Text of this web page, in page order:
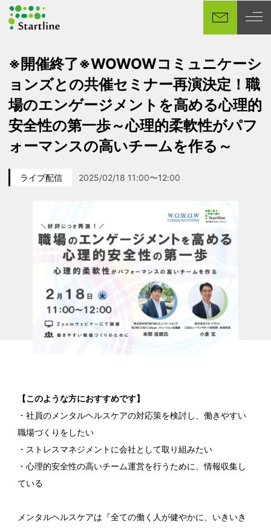
イ
ツ
へ
※開催終了※WOWOWコミュニケーシ
ョンズとの共催セミナー再演決定！職
場のエンゲージメントを高める心理的
安全性の第一歩～心理的柔軟性がパフ
ォーマンスの高いチームを作る～
カテゴリー
ライブ配信
イベント日
2025/02/18 11:00〜12:00
【このような方におすすめです】
・社員のメンタルヘルスケアの対応策を検討し、働きやすい
職場づくりをしたい
・ストレスマネジメントに会社として取り組みたい
・心理的安全性の高いチーム運営を行うために、情報収集し
ている
メンタルヘルスケアは『全ての働く人が健やかに、いきいき